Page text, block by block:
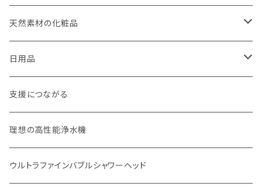
weck（ドイツ生まれのガラス容器）
パーツ
スタッシャー（シリコンの保存容器）
お弁当箱
無塗装カトラリー
マイボトル
玄米（定期便）
白米（定期便）
分づき米（定期便）
玄米（1回購入）
白米（1回購入）
天然素材の化粧品
日焼け止め
ヘアケア
スキンケア
リップバーム
日用品
国産シャンプーバー・コンディショナーバー
オーラルケア
生分解性ソープ類・せっけん
支援につながる
理想の高性能浄水機
ウルトラファインバブルシャワーヘッド